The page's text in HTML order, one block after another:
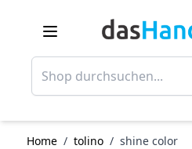
Home / tolino / shine color